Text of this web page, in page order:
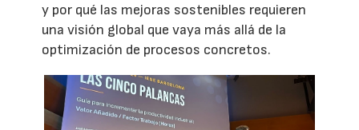
y por qué las mejoras sostenibles requieren
una visión global que vaya más allá de la
optimización de procesos concretos.